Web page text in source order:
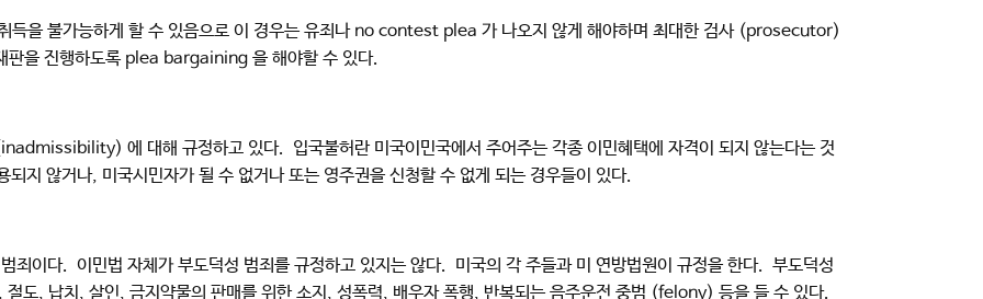
득을 불가능하게 할 수 있음으로 이 경우는 유죄나 no contest plea 가 나오지 않게 해야하며 최대한 검사 (prosecutor)
을 진행하도록 plea bargaining 을 해야할 수 있다.
에 대해 규정하고 있다. 입국불허란 미국이민국에서 주어주는 각종 이민혜택에 자격이 되지 않는다는 것
지 않거나, 미국시민자가 될 수 없거나 또는 영주권을 신청할 수 없게 되는 경우들이 있다.
이다. 이민법 자체가 부도덕성 범죄를 규정하고 있지는 않다. 미국의 각 주들과 미 연방법원이 규정을 한다. 부도덕성
도, 납치, 살인, 금지약물의 판매를 위한 소지, 성폭력, 배우자 폭행, 반복되는 음주운전 중범 (felony) 등을 들 수 있다.